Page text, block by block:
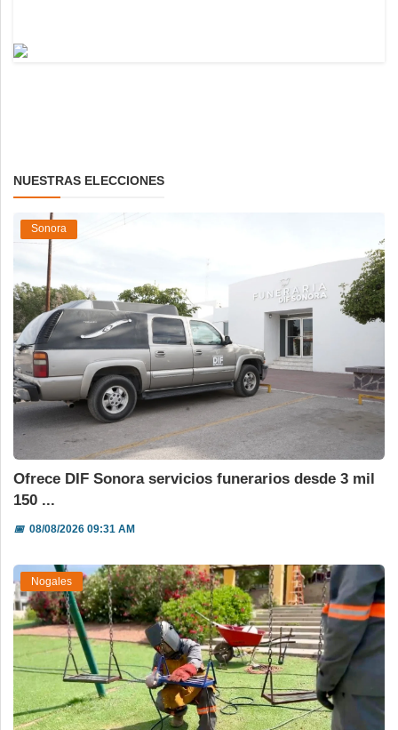
NUESTRAS ELECCIONES
Sonora
Ofrece DIF Sonora servicios funerarios desde 3 mil
150 ...
📅08/08/2026 09:31 AM
Nogales